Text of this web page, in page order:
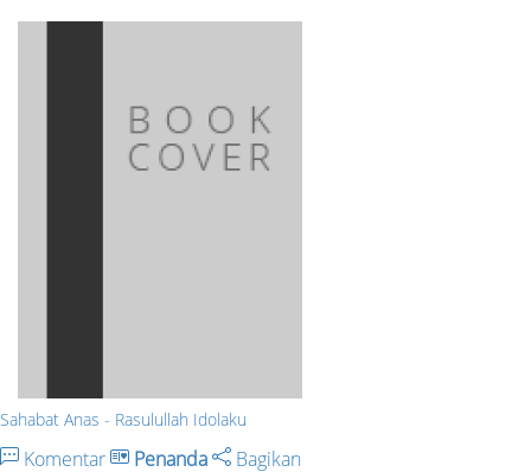
Sahabat Anas - Rasulullah Idolaku
Komentar Penanda Bagikan